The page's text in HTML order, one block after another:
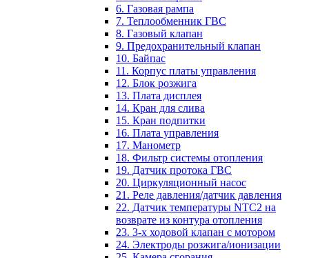
6. Газовая рампа
7. Теплообменник ГВС
8. Газовый клапан
9. Предохранительный клапан
10. Байпас
11. Корпус платы управления
12. Блок розжига
13. Плата дисплея
14. Кран для слива
15. Кран подпитки
16. Плата управления
17. Манометр
18. Фильтр системы отопления
19. Датчик протока ГВС
20. Циркуляционный насос
21. Реле давления/датчик давления
22. Датчик температуры NTC2 на
возврате из контура отопления
23. 3-х ходовой клапан с мотором
24. Электроды розжига/ионизации